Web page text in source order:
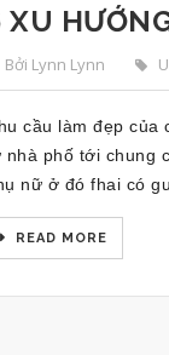
XU
Bởi Lynn Lynn
cầu làm đẹp
nhà phố tới chung
nữ ở đó fhai có
READ MORE